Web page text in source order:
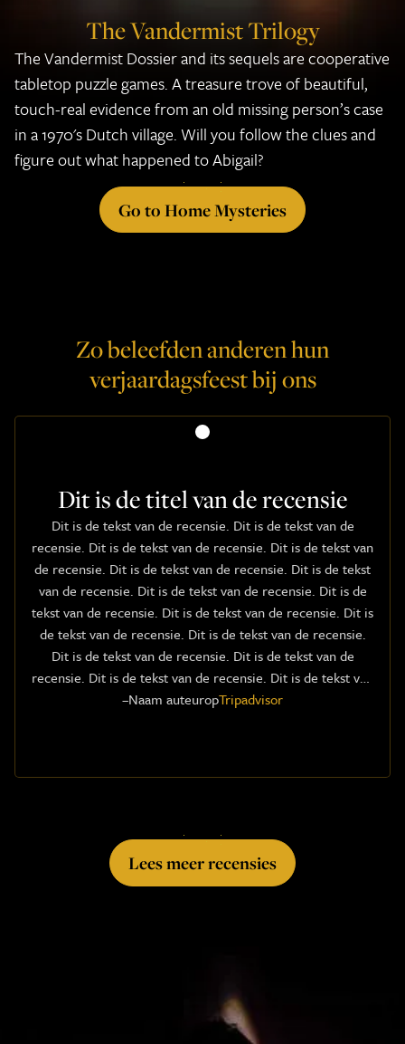
Buy The Vandermist Dossier
Buy The Medusa Report
Keep me in the loop
The Vandermist Trilogy
The Vandermist Dossier and its sequels are cooperative
tabletop puzzle games. A treasure trove of beautiful,
touch-real evidence from an old missing person’s case
in a 1970's Dutch village. Will you follow the clues and
figure out what happened to Abigail?
Go to Home Mysteries
Zo beleefden anderen hun
verjaardagsfeest bij ons
Dit is de titel van de recensie
Dit is de tekst van de recensie. Dit is de tekst van de
recensie. Dit is de tekst van de recensie. Dit is de tekst van
de recensie. Dit is de tekst van de recensie. Dit is de tekst
van de recensie. Dit is de tekst van de recensie. Dit is de
tekst van de recensie. Dit is de tekst van de recensie. Dit is
de tekst van de recensie. Dit is de tekst van de recensie.
Dit is de tekst van de recensie. Dit is de tekst van de
recensie. Dit is de tekst van de recensie. Dit is de tekst van
de recensie.
–Naam auteuropTripadvisor
Lees meer recensies